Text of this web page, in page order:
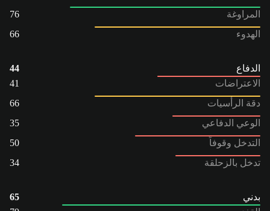
المراوغة
76
الهدوء
66
الدفاع
44
الاعتراضات
41
دقة الرأسيات
66
الوعي الدفاعي
35
التدخل وقوفاً
50
تدخل بالزحلقة
34
بدني
65